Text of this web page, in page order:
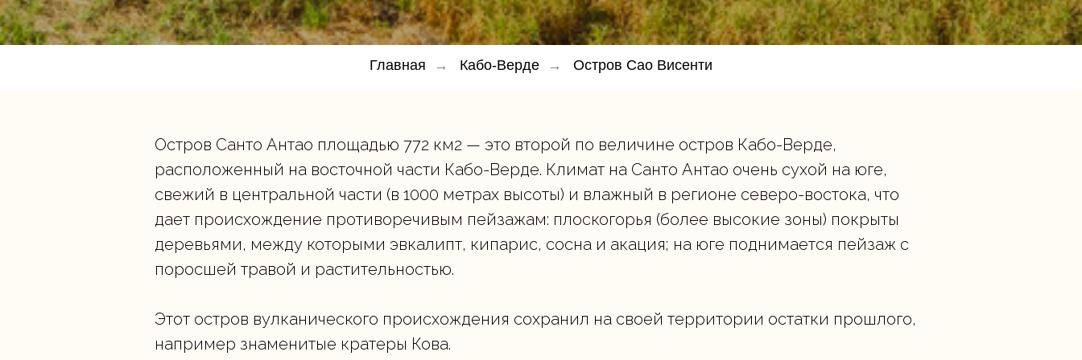
Главная → Кабо-Верде → Остров Сао Висенти
Остров Санто Антао площадью 772 км2 — это второй по величине остров Кабо-Верде,
расположенный на восточной части Кабо-Верде. Климат на Санто Антао очень сухой на юге,
свежий в центральной части (в 1000 метрах высоты) и влажный в регионе северо-востока, что
дает происхождение противоречивым пейзажам: плоскогорья (более высокие зоны) покрыты
деревьями, между которыми эвкалипт, кипарис, сосна и акация; на юге поднимается пейзаж с
поросшей травой и растительностью.
Этот остров вулканического происхождения сохранил на своей территории остатки прошлого,
например знаменитые кратеры Кова.